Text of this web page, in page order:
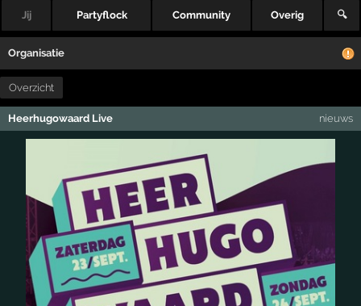
Jij Partyflock Community Overig 🔍
Organisatie
Overzicht
Heerhugowaard Live nieuws